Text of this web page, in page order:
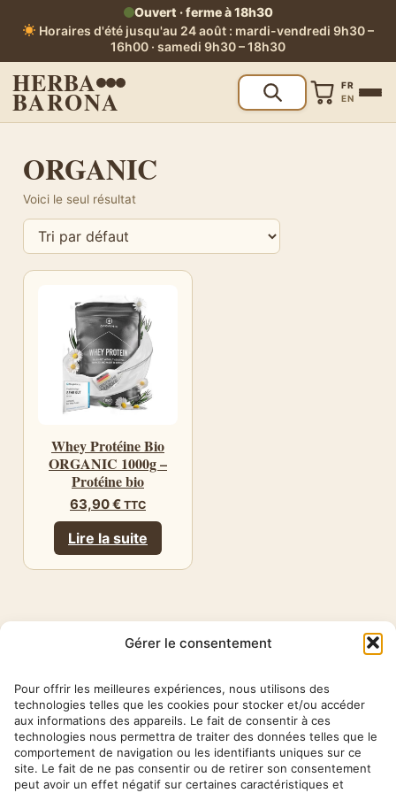
Gérer le consentement
Pour offrir les meilleures expériences, nous utilisons des
technologies telles que les cookies pour stocker et/ou accéder
aux informations des appareils. Le fait de consentir à ces
technologies nous permettra de traiter des données telles que le
comportement de navigation ou les identifiants uniques sur ce
site. Le fait de ne pas consentir ou de retirer son consentement
peut avoir un effet négatif sur certaines caractéristiques et
Ouvert · ferme à 18h30
Horaires d'été jusqu'au 24 août : mardi-vendredi 9h30 –
16h00 · samedi 9h30 – 18h30
HERBA
BARONA
FR
EN
ORGANIC
Voici le seul résultat
Whey Protéine Bio
ORGANIC 1000g –
Protéine bio
63,90€ TTC
Lire la suite
HERBA
BARONA